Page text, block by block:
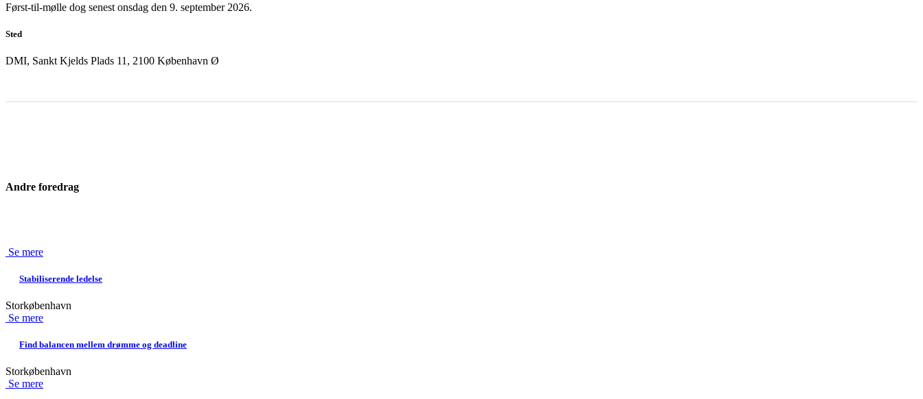
Først-til-mølle dog senest onsdag den 9. september 2026.
Sted
DMI, Sankt Kjelds Plads 11, 2100 København Ø
Andre foredrag
Se mere
Stabiliserende ledelse
Storkøbenhavn
Se mere
Find balancen mellem drømme og deadline
Storkøbenhavn
Se mere